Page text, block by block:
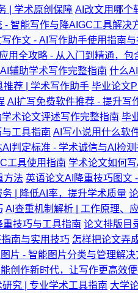
| 学术原创保障 AI改文用哪个
- 智能写作与降AIGC工具解决
作文 - AI写作助手使用指南与
用全攻略 - 从入门到精通，包
辅助学术写作完整指南 什么
荐 | 学术写作助手 毕业论文
AI扩写免费软件推荐 - 提升写
术论文评述写作完整指南 毕
工具指南 AI写小说用什么软
AI判定标准 - 学术诚信与AI检测
工具使用指南 学术论文如何
方法 英语论文AI降重技巧图文
| 降低AI率，提升学术质量
AI查重机制解析 | 工作原理、
技巧与工具指南 论文排版目
南与实用技巧 怎样把论文弄
片 - 智能图片分类与管理解
创作新时代，让写作更高效
究 | 专业学术工具指南 大学